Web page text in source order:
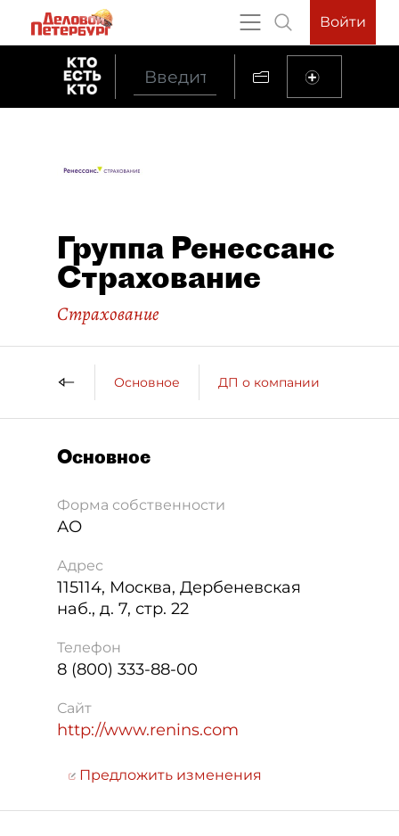
Войти
Группа Ренессанс
Страхование
Страхование
Основное ДП о компании
Основное
Форма собственности
АО
Адрес
115114, Москва, Дербеневская
наб., д. 7, стр. 22
Телефон
8 (800) 333-88-00
Сайт
http://www.renins.com
Предложить изменения